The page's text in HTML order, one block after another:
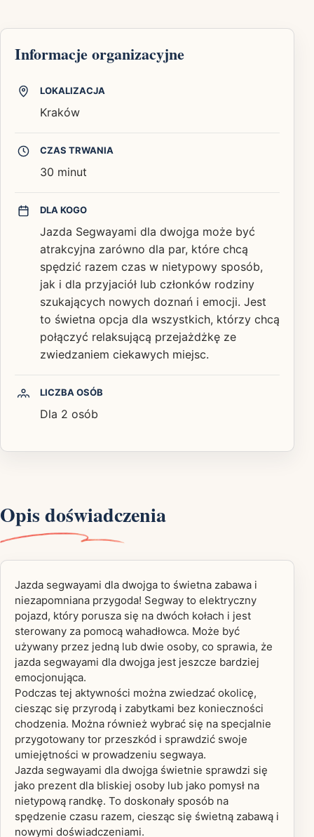
Informacje organizacyjne
LOKALIZACJA
Kraków
CZAS TRWANIA
30 minut
DLA KOGO
Jazda Segwayami dla dwojga może być
atrakcyjna zarówno dla par, które chcą
spędzić razem czas w nietypowy sposób,
jak i dla przyjaciół lub członków rodziny
szukających nowych doznań i emocji. Jest
to świetna opcja dla wszystkich, którzy chcą
połączyć relaksującą przejażdżkę ze
zwiedzaniem ciekawych miejsc.
LICZBA OSÓB
Dla 2 osób
Opis doświadczenia
Jazda segwayami dla dwojga to świetna zabawa i
niezapomniana przygoda! Segway to elektryczny
pojazd, który porusza się na dwóch kołach i jest
sterowany za pomocą wahadłowca. Może być
używany przez jedną lub dwie osoby, co sprawia, że
jazda segwayami dla dwojga jest jeszcze bardziej
emocjonująca.
Podczas tej aktywności można zwiedzać okolicę,
ciesząc się przyrodą i zabytkami bez konieczności
chodzenia. Można również wybrać się na specjalnie
przygotowany tor przeszkód i sprawdzić swoje
umiejętności w prowadzeniu segwaya.
Jazda segwayami dla dwojga świetnie sprawdzi się
jako prezent dla bliskiej osoby lub jako pomysł na
nietypową randkę. To doskonały sposób na
spędzenie czasu razem, ciesząc się świetną zabawą i
nowymi doświadczeniami.